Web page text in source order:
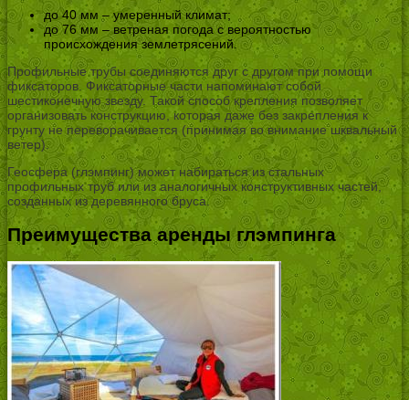
до 40 мм – умеренный климат;
до 76 мм – ветреная погода с вероятностью
происхождения землетрясений.
Профильные трубы соединяются друг с другом при помощи
фиксаторов. Фиксаторные части напоминают собой
шестиконечную звезду. Такой способ крепления позволяет
организовать конструкцию, которая даже без закрепления к
грунту не переворачивается (принимая во внимание шквальный
ветер).
Геосфера (глэмпинг) может набираться из стальных
профильных труб или из аналогичных конструктивных частей,
созданных из деревянного бруса.
Преимущества аренды глэмпинга